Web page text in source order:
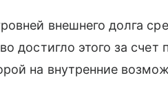
внешнего долга
достигло этого за счет
на внутренние